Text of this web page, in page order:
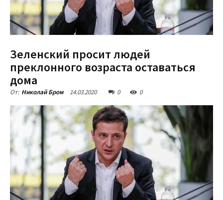
Зеленский просит людей
преклонного возраста оставаться
дома
От: Николай Бром 14.03.2020 0 0